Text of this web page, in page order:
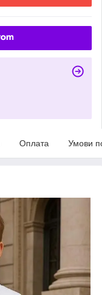
Оплата Умови